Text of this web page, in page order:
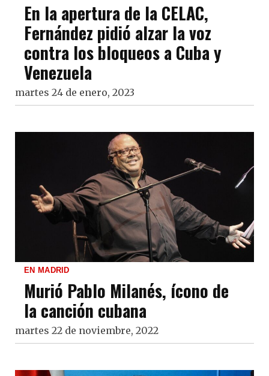
En la apertura de la CELAC,
Fernández pidió alzar la voz
contra los bloqueos a Cuba y
Venezuela
martes 24 de enero, 2023
EN MADRID
Murió Pablo Milanés, ícono de
la canción cubana
martes 22 de noviembre, 2022